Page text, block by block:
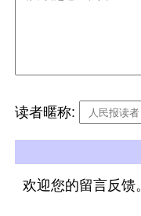
读者暱称:
欢迎您的留言反馈。